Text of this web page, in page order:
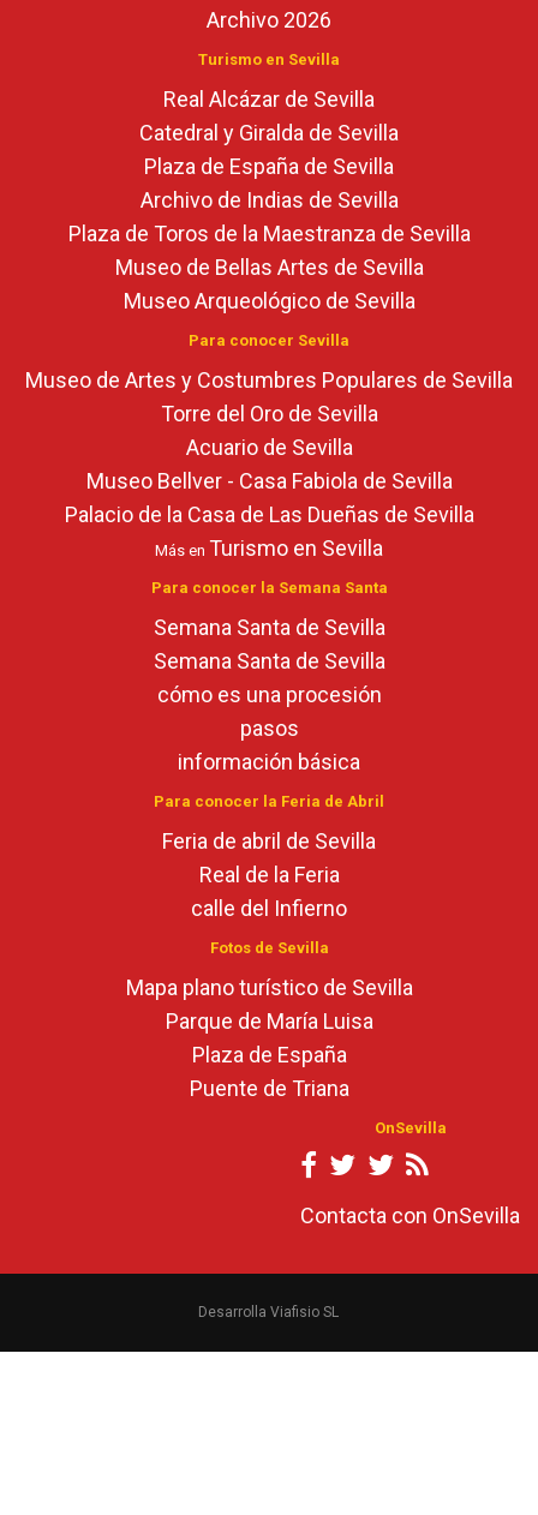
Archivo 2026
Turismo en Sevilla
Real Alcázar de Sevilla
Catedral y Giralda de Sevilla
Plaza de España de Sevilla
Archivo de Indias de Sevilla
Plaza de Toros de la Maestranza de Sevilla
Museo de Bellas Artes de Sevilla
Museo Arqueológico de Sevilla
Para conocer Sevilla
Museo de Artes y Costumbres Populares de Sevilla
Torre del Oro de Sevilla
Acuario de Sevilla
Museo Bellver - Casa Fabiola de Sevilla
Palacio de la Casa de Las Dueñas de Sevilla
Más en Turismo en Sevilla
Para conocer la Semana Santa
Semana Santa de Sevilla
Semana Santa de Sevilla
cómo es una procesión
pasos
información básica
Para conocer la Feria de Abril
Feria de abril de Sevilla
Real de la Feria
calle del Infierno
Fotos de Sevilla
Mapa plano turístico de Sevilla
Parque de María Luisa
Plaza de España
Puente de Triana
OnSevilla
Contacta con OnSevilla
Desarrolla Viafisio SL